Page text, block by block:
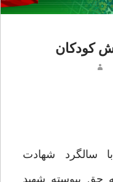
كودكان
سالگرد شهادت
حق پيوسته شهيد